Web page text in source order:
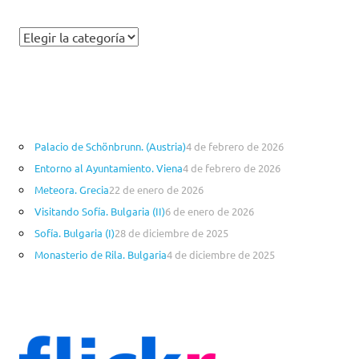
C
r
í
a
s
Palacio de Schönbrunn. (Austria)4 de febrero de 2026
Entorno al Ayuntamiento. Viena4 de febrero de 2026
Meteora. Grecia22 de enero de 2026
Visitando Sofía. Bulgaria (II)6 de enero de 2026
Sofía. Bulgaria (I)28 de diciembre de 2025
Monasterio de Rila. Bulgaria4 de diciembre de 2025